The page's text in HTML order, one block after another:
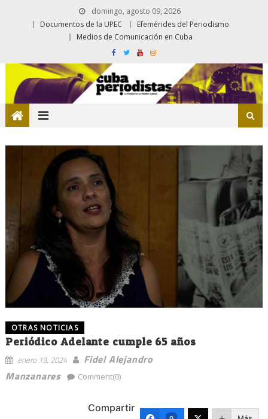
domingo, agosto 09, 2026
Documentos de la UPEC
Efemérides del Periodismo
Medios de Comunicación en Cuba
OTRAS NOTICIAS
Periódico Adelante cumple 65 años
enero 13, 2024
Fidel Alejandro
Manzanares
Comment(0)
Compartir